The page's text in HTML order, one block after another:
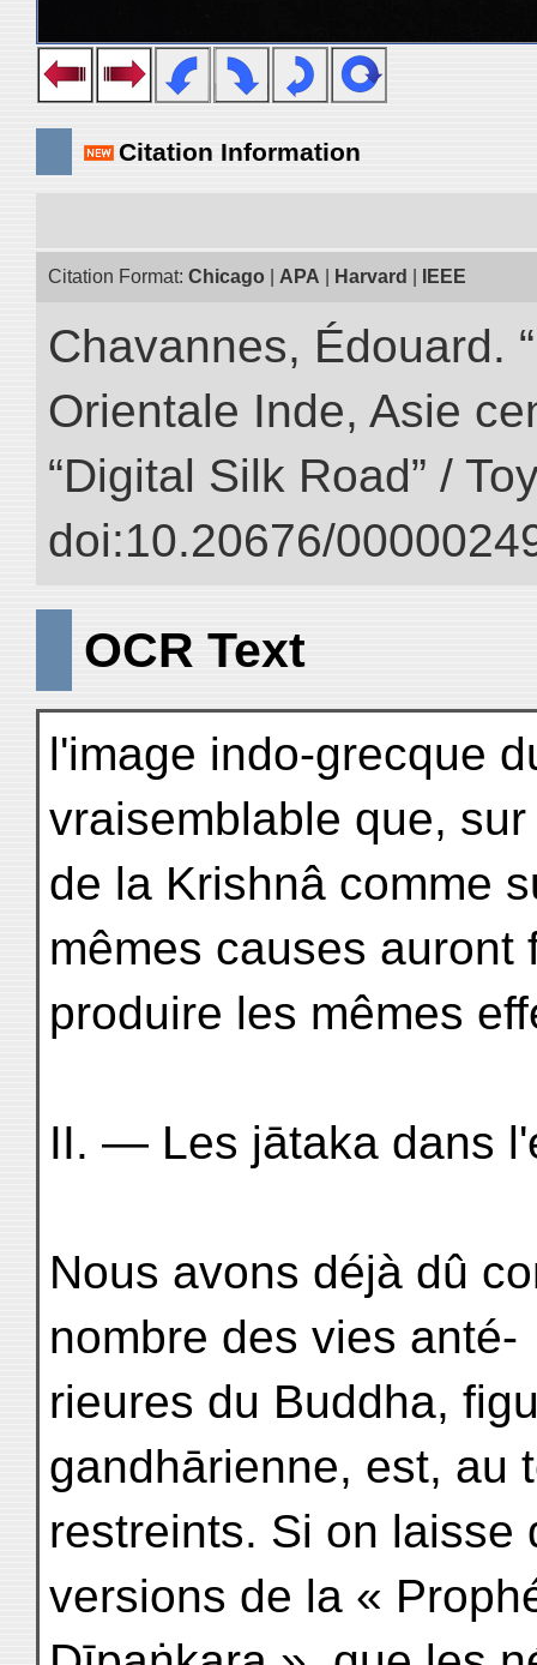
Citation Information
Citation Format: Chicago APA Harvard IEEE
Chavannes, Édouard.
Orientale Inde, Asie
“Digital Silk Road” /
doi:10.20676/
OCR Text
l'image indo-grecque
vraisemblable que,
de la Krishnâ comme
mêmes causes auront
produire les mêmes
II. — Les jātaka dans
Nous avons déjà dû
nombre des vies anté-
rieures du Buddha,
gandhārienne, est, au
restreints. Si on laisse
versions de la «